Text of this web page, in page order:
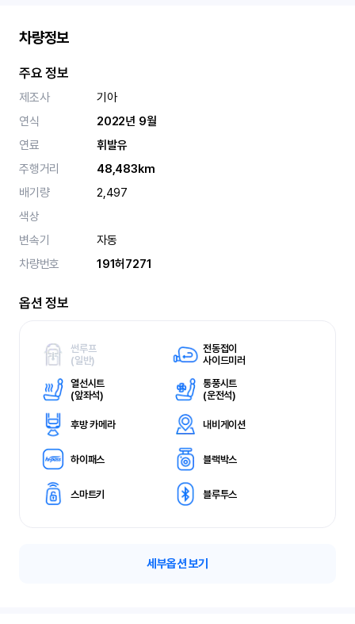
차량정보
주요 정보
제조사
기아
연식
2022년 9월
연료
휘발유
주행거리
48,483km
배기량
2,497
색상
변속기
자동
차량번호
191허7271
옵션 정보
썬루프
(일반)
전동접이
사이드미러
열선시트
(앞좌석)
통풍시트
(운전석)
후방 카메라 내비게이션
하이패스 블랙박스
스마트키 블루투스
세부옵션 보기